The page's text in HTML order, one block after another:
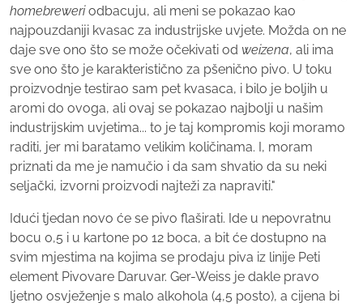
homebreweriodbacuju, ali meni se pokazao kao
najpouzdaniji kvasac za industrijske uvjete. Možda on ne
daje sve ono što se može očekivati od weizena, ali ima
sve ono što je karakteristično za pšenično pivo. U toku
proizvodnje testirao sam pet kvasaca, i bilo je boljih u
aromi do ovoga, ali ovaj se pokazao najbolji u našim
industrijskim uvjetima... to je taj kompromis koji moramo
raditi, jer mi baratamo velikim količinama. I, moram
priznati da me je namučio i da sam shvatio da su neki
seljački, izvorni proizvodi najteži za napraviti."
Idući tjedan novo će se pivo flaširati. Ide u nepovratnu
bocu 0,5 i u kartone po 12 boca, a bit će dostupno na
svim mjestima na kojima se prodaju piva iz linije Peti
element Pivovare Daruvar. Ger-Weiss je dakle pravo
ljetno osvježenje s malo alkohola (4,5 posto), a cijena bi